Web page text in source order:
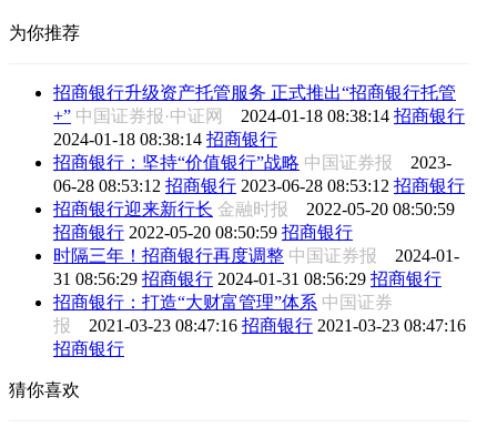
为你推荐
招商银行升级资产托管服务 正式推出“招商银行托管
+” 中国证券报·中证网 2024-01-18 08:38:14 招商银行
2024-01-18 08:38:14 招商银行
招商银行：坚持“价值银行”战略 中国证券报 2023-
06-28 08:53:12 招商银行 2023-06-28 08:53:12 招商银行
招商银行迎来新行长 金融时报 2022-05-20 08:50:59
招商银行 2022-05-20 08:50:59 招商银行
时隔三年！招商银行再度调整 中国证券报 2024-01-
31 08:56:29 招商银行 2024-01-31 08:56:29 招商银行
招商银行：打造“大财富管理”体系 中国证券
报 2021-03-23 08:47:16 招商银行 2021-03-23 08:47:16
招商银行
猜你喜欢